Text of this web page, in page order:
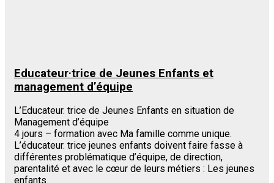
Educateur·trice de Jeunes Enfants et
management d’équipe
L’Educateur. trice de Jeunes Enfants en situation de
Management d’équipe
4 jours – formation avec Ma famille comme unique.
L’éducateur. trice jeunes enfants doivent faire fasse à
différentes problématique d’équipe, de direction,
parentalité et avec le cœur de leurs métiers : Les jeunes
enfants.